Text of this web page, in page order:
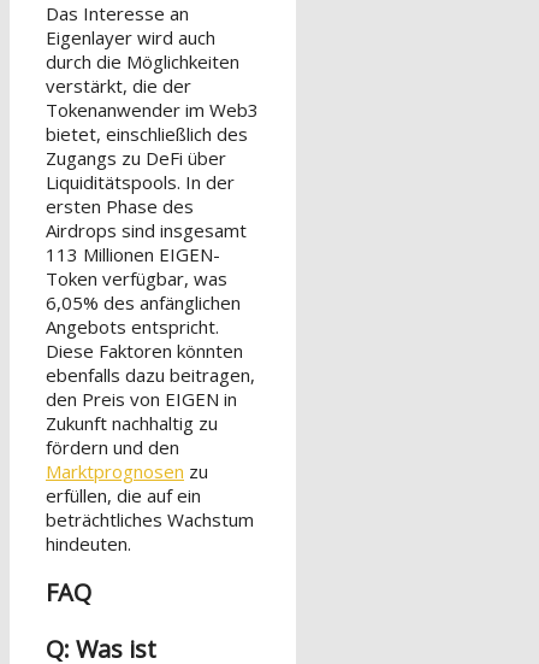
Das Interesse an
Eigenlayer wird auch
durch die Möglichkeiten
verstärkt, die der
Tokenanwender im Web3
bietet, einschließlich des
Zugangs zu DeFi über
Liquiditätspools. In der
ersten Phase des
Airdrops sind insgesamt
113 Millionen EIGEN-
Token verfügbar, was
6,05% des anfänglichen
Angebots entspricht.
Diese Faktoren könnten
ebenfalls dazu beitragen,
den Preis von EIGEN in
Zukunft nachhaltig zu
fördern und den
Marktprognosen zu
erfüllen, die auf ein
beträchtliches Wachstum
hindeuten.
FAQ
Q: Was ist